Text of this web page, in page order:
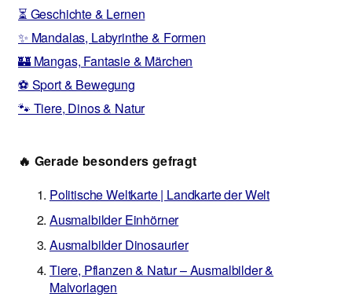
⏳ Geschichte & Lernen
✨ Mandalas, Labyrinthe & Formen
🏰 Mangas, Fantasie & Märchen
⚽ Sport & Bewegung
🐾 Tiere, Dinos & Natur
🔥 Gerade besonders gefragt
Politische Weltkarte | Landkarte der Welt
Ausmalbilder Einhörner
Ausmalbilder Dinosaurier
Tiere, Pflanzen & Natur – Ausmalbilder &
Malvorlagen